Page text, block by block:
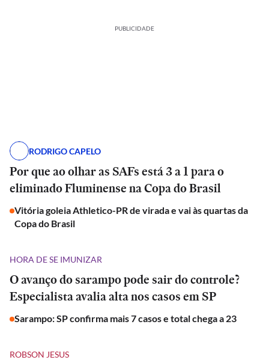
PUBLICIDADE
RODRIGO CAPELO
Por que ao olhar as SAFs está 3 a 1 para o
eliminado Fluminense na Copa do Brasil
Vitória goleia Athletico-PR de virada e vai às quartas da
Copa do Brasil
HORA DE SE IMUNIZAR
O avanço do sarampo pode sair do controle?
Especialista avalia alta nos casos em SP
Sarampo: SP confirma mais 7 casos e total chega a 23
ROBSON JESUS